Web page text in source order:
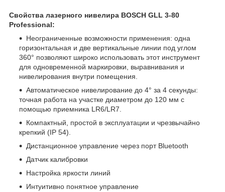
Свойства лазерного нивелира BOSCH GLL 3-80
Professional:
Неограниченные возможности применения: одна
горизонтальная и две вертикальные линии под углом
360° позволяют широко использовать этот инструмент
для одновременной маркировки, выравнивания и
нивелирования внутри помещения.
Автоматическое нивелирование до 4° за 4 секунды:
точная работа на участке диаметром до 120 мм с
помощью приемника LR6/LR7.
Компактный, простой в эксплуатации и чрезвычайно
крепкий (IP 54).
Дистанционное управление через порт Bluetooth
Датчик калибровки
Настройка яркости линий
Интуитивно понятное управление